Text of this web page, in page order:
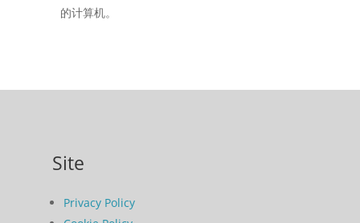
的计算机。
Site
Privacy Policy